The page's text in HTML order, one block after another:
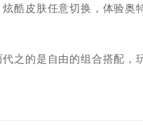
酷皮肤任意切换，体验奥
之的是自由的组合搭配，